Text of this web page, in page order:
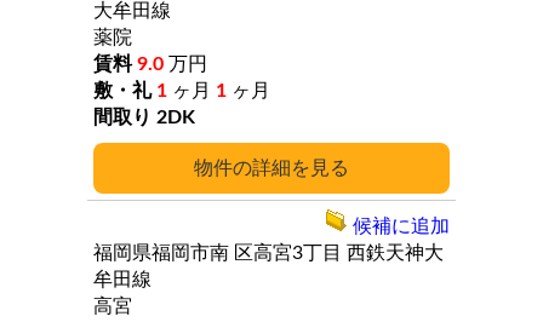
詳細
大牟田線
薬院
9.0 万円
1 ヶ月 1 ヶ月
2DK
福岡県福岡市南 区高宮3丁目 西鉄天神大
牟田線
高宮
候補に追加